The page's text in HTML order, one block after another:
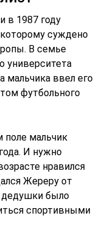
в 1987 году
суждено
В семье
университета
мальчика ввел его
футбольного
мальчик
И нужно
нравился
Жереру от
дедушки было
спортивными